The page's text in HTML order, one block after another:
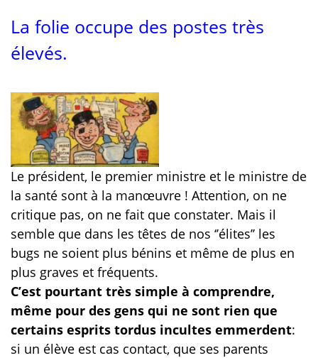
La folie occupe des postes très
élevés.
Le président, le premier ministre et le ministre de
la santé sont à la manœuvre ! Attention, on ne
critique pas, on ne fait que constater. Mais il
semble que dans les têtes de nos ‘’élites’’ les
bugs ne soient plus bénins et même de plus en
plus graves et fréquents.
C’est pourtant très simple à comprendre,
même pour des gens qui ne sont rien que
certains esprits tordus incultes emmerdent:
si un élève est cas contact, que ses parents